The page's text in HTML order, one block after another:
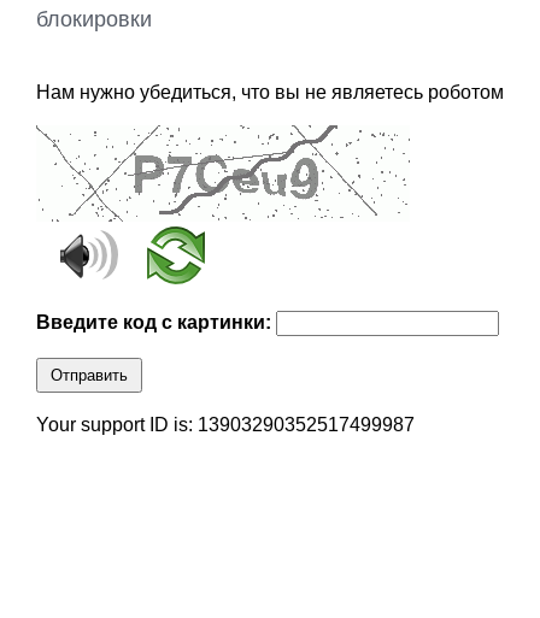
блокировки
Нам нужно убедиться, что вы не являетесь роботом
Введите код с картинки:
Отправить
Your support ID is: 13903290352517499987